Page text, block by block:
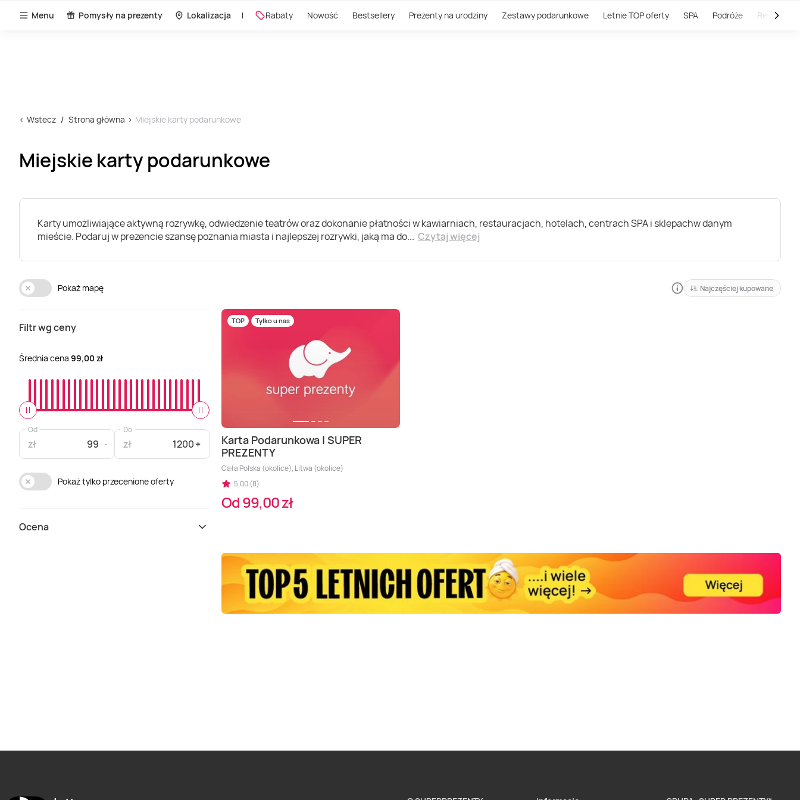
Menu Pomysły na prezenty Lokalizacja Rabaty Nowość Bestsellery Prezenty na urodziny Zestawy podarunkowe Letnie TOP oferty SPA Podróże
Wstecz Strona główna Miejskie karty podarunkowe
Miejskie karty podarunkowe
Karty umożliwiające aktywną rozrywkę, odwiedzenie teatrów oraz dokonanie płatności w kawiarniach, restauracjach, hotelach, centrach SPA i sklepachw danym
mieście. Podaruj w prezencie szansę poznania miasta i najlepszej rozrywki, jaką ma do... Czytaj więcej
Pokaż mapę Najczęściej kupowane
Filtr wg ceny
Średnia cena 99,00 zł
Od
zł
Do
zł
Pokaż tylko przecenione oferty
Ocena
TOP Tylko u nas
Karta Podarunkowa | SUPER
PREZENTY
Cała Polska (okolice), Litwa (okolice)
5,00 (8)
Od 99,00 zł